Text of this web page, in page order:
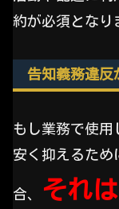
約が必須となり
告知義務違反
もし業務で使用
安く抑えるため
合、 それ